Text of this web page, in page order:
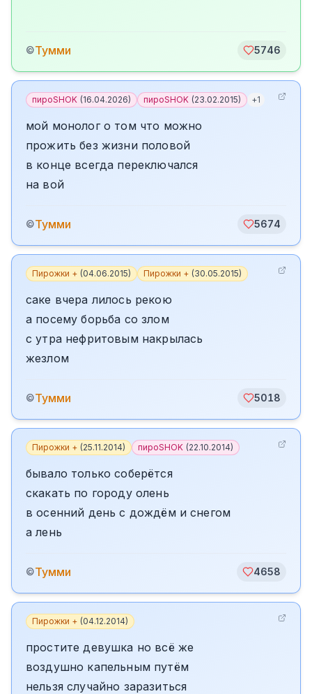
©Тумми 5746
пироSHOK (16.04.2026) пироSHOK (23.02.2015) +1
мой монолог о том что можно
прожить без жизни половой
в конце всегда переключался
на вой
©Тумми 5674
Пирожки + (04.06.2015) Пирожки + (30.05.2015)
саке вчера лилось рекою
а посему борьба со злом
с утра нефритовым накрылась
жезлом
©Тумми 5018
Пирожки + (25.11.2014) пироSHOK (22.10.2014)
бывало только соберётся
скакать по городу олень
в осенний день с дождём и снегом
а лень
©Тумми 4658
Пирожки + (04.12.2014)
простите девушка но всё же
воздушно капельным путём
нельзя случайно заразиться